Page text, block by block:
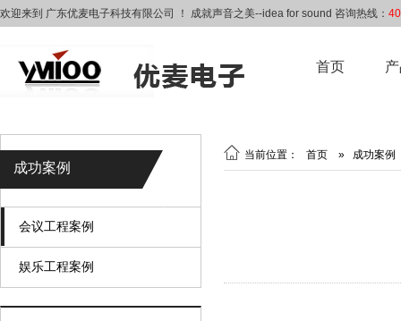
欢迎来到 广东优麦电子科技有限公司 ！ 成就声音之美--idea for sound 咨询热线：
首页
成功案例
会议工程案例
娱乐工程案例
 当前位置： 首页 » 成功案例